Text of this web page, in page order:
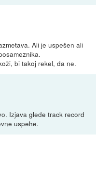
Ali je uspešen ali
bi takoj rekel, da ne.
Izjava glede track record
uspehe.